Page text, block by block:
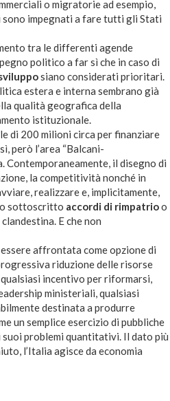
o migratorie ad esempio,
sono impegnati a fare tutti gli Stati
tra le differenti agende
politico a far sì che in caso di
siano considerati prioritari.
estera e interna sembrano già
qualità geografica della
istituzionale.
di 200 milioni circa per finanziare
però l’area “Balcani-
Contemporaneamente, il disegno di
la competitività nonché in
realizzare e, implicitamente,
sottoscritto accordi di rimpatrioo
E che non
affrontata come opzione di
riduzione delle risorse
incentivo per riformarsi,
ministeriali, qualsiasi
destinata a produrre
un semplice esercizio di pubbliche
problemi quantitativi. Il dato più
l’Italia agisce da economia